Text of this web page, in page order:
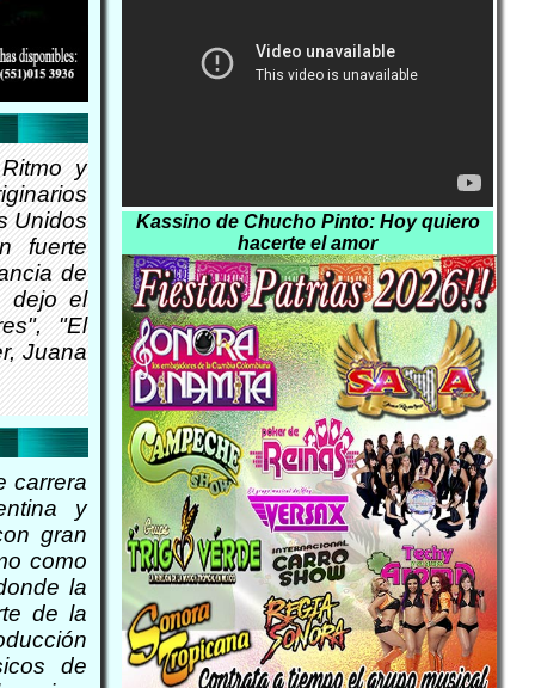
y
Unidos
fuerte
de
dejo el
"El
Juana
carrera
y
gran
como
la
de la
de
Kassino de Chucho Pinto: Hoy quiero
hacerte el amor